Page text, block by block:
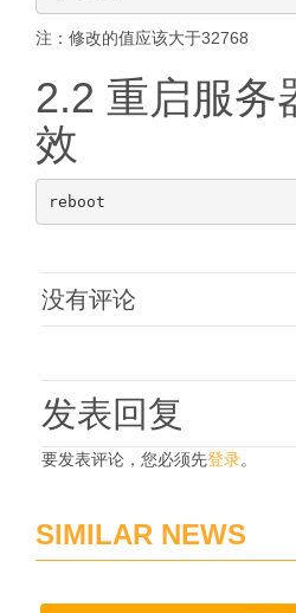
注：修改的值应该大于32768
2.2 重启服务
效
没有评论
发表回复
要发表评论，您必须先登录。
SIMILAR NEWS